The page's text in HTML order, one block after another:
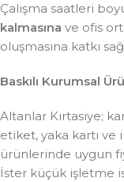
Çalışma saatleri
kalmasına ve ofis
oluşmasına katkı
Baskılı Kurumsal
Altanlar Kırtasiye;
etiket, yaka kartı ve
ürünlerinde uygun
İster küçük işletme